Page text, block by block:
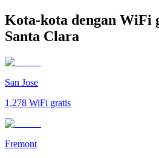
Kota-kota dengan WiFi
Santa Clara
San Jose
1,278 WiFi gratis
Fremont